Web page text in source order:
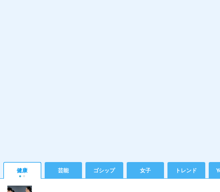
健康 芸能 ゴシップ 女子 トレンド